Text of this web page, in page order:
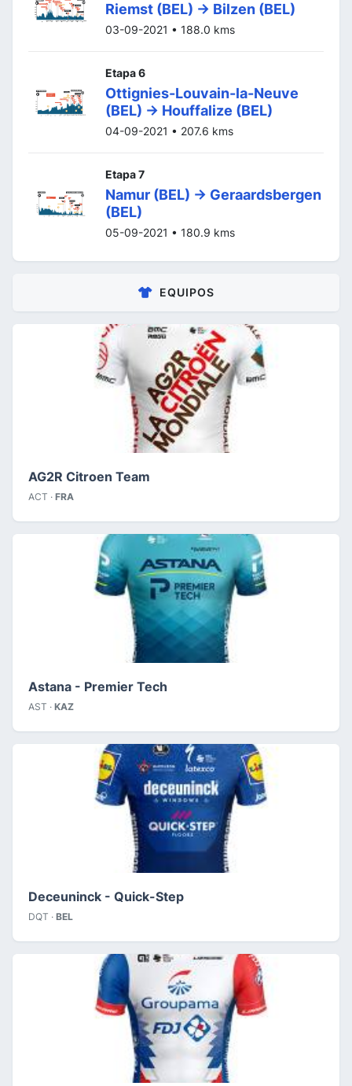
Riemst (BEL) -> Bilzen (BEL)
03-09-2021 • 188.0 kms
Etapa 6
Ottignies-Louvain-la-Neuve
(BEL) -> Houffalize (BEL)
04-09-2021 • 207.6 kms
Etapa 7
Namur (BEL) -> Geraardsbergen
(BEL)
05-09-2021 • 180.9 kms
EQUIPOS
AG2R Citroen Team
ACT · FRA
Astana - Premier Tech
AST · KAZ
Deceuninck - Quick-Step
DQT · BEL